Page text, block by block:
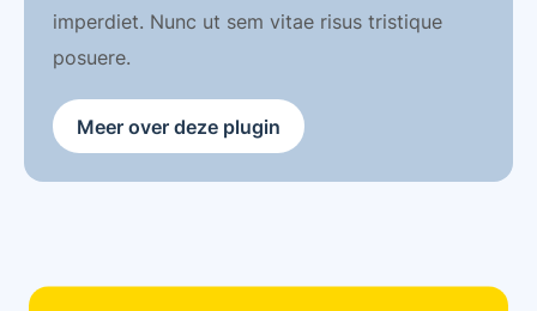
imperdiet. Nunc ut sem vitae risus tristique
posuere.
Meer over deze plugin